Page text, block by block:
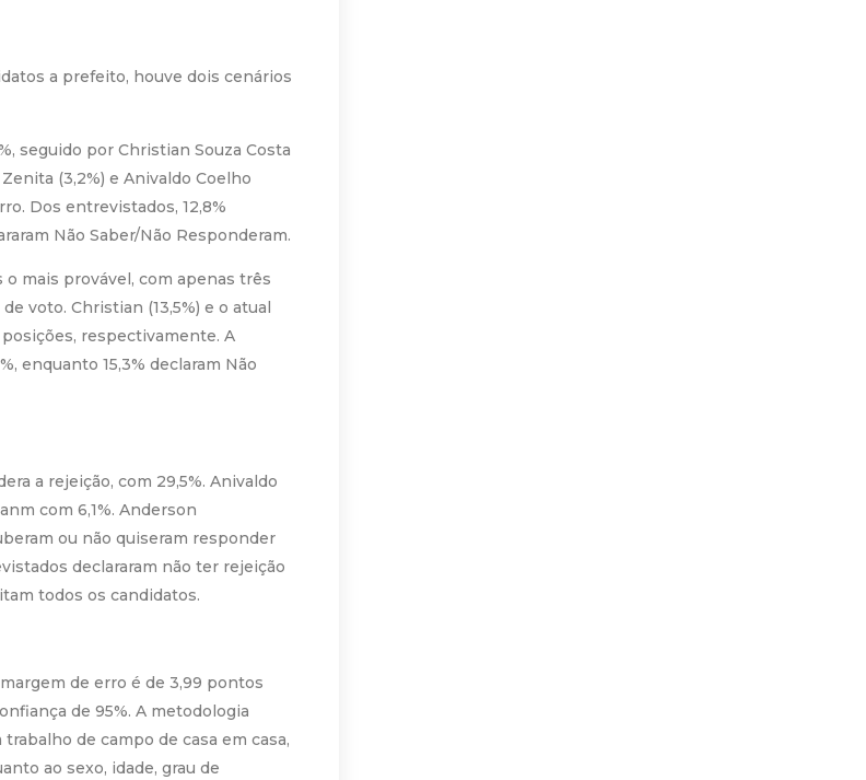
a prefeito, houve dois cenários
seguido por Christian Souza Costa
(3,2%) e Anivaldo Coelho
Dos entrevistados, 12,8%
Não Saber/Não Responderam.
mais provável, com apenas três
voto. Christian (13,5%) e o atual
posições, respectivamente. A
enquanto 15,3% declaram Não
a rejeição, com 29,5%. Anivaldo
com 6,1%. Anderson
ou não quiseram responder
declararam não ter rejeição
todos os candidatos.
de erro é de 3,99 pontos
de 95%. A metodologia
de campo de casa em casa,
ao sexo, idade, grau de